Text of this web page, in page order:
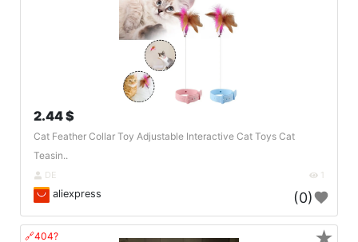
2.44 $
Cat Feather Collar Toy Adjustable Interactive Cat Toys Cat
Teasin..
DE 1
aliexpress (0)
🔗404?